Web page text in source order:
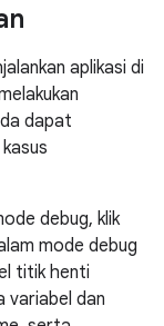
aplikasi di
dapat
debug, klik
mode debug
titik henti
variabel dan